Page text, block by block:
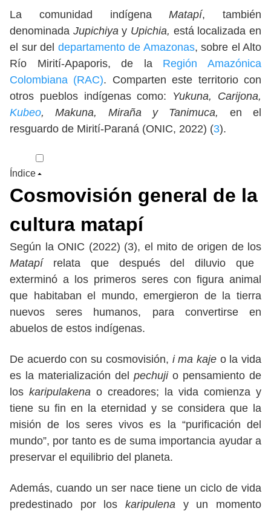
La comunidad indígenaMatapí, también
denominada Jupichiyay Upichia, está localizada en
el sur del departamento de Amazonas, sobre el Alto
Río Mirití-Apaporis, de la Región Amazónica
Colombiana (RAC). Comparten este territorio con
otros pueblos indígenas como: Yukuna, Carijona,
Kubeo, Makuna, Miraña y Tanimuca,
en el
resguardo de Mirití-Paraná (ONIC, 2022) (3).
Índice
Cosmovisión general de la
cultura matapí
Según la ONIC (2022) (3), el mito de origen de los
Matapírelata que después del diluvio que
exterminó a los primeros seres con figura animal
que habitaban el mundo, emergieron de la tierra
nuevos seres humanos, para convertirse en
abuelos de estos indígenas.
De acuerdo con su cosmovisión, i ma kajeo la vida
es la materialización del pechujio pensamiento de
los karipulakena o creadores; la vida comienza y
tiene su fin en la eternidad y se considera que la
misión de los seres vivos es la “purificación del
mundo”, por tanto es de suma importancia ayudar a
preservar el equilibrio del planeta.
Además, cuando un ser nace tiene un ciclo de vida
predestinado por los karipulena y un momento